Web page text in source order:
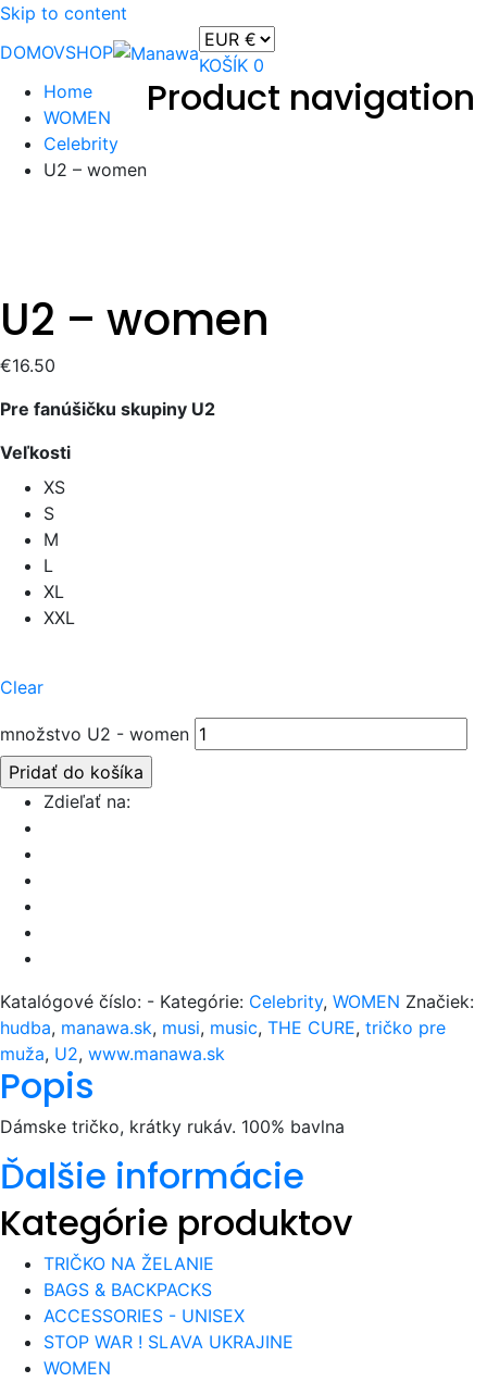
Skip to content
DOMOVSHOP
KOŠÍK 0
Home
WOMEN
Celebrity
U2 – women
Product navigation
U2 – women
€16.50
Pre fanúšičku skupiny U2
Veľkosti
XS
S
M
L
XL
XXL
Clear
množstvo U2 - women
Pridať do košíka
Zdieľať na:
Katalógové číslo: - Kategórie: Celebrity, WOMEN Značiek:
hudba, manawa.sk, musi, music, THE CURE, tričko pre
muža, U2, www.manawa.sk
Popis
Dámske tričko, krátky rukáv. 100% bavlna
Ďalšie informácie
Kategórie produktov
TRIČKO NA ŽELANIE
BAGS & BACKPACKS
ACCESSORIES - UNISEX
STOP WAR ! SLAVA UKRAJINE
WOMEN